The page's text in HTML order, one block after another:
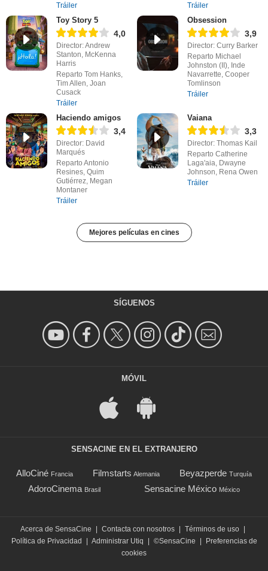
Tráiler
Tráiler
Toy Story 5
4,0
Director: Andrew
Stanton, McKenna
Harris
Reparto Tom Hanks,
Tim Allen, Joan
Cusack
Tráiler
Obsession
3,9
Director: Curry Barker
Reparto Michael
Johnston (II), Inde
Navarrette, Cooper
Tomlinson
Tráiler
Haciendo amigos
3,4
Director: David
Marqués
Reparto Antonio
Resines, Quim
Gutiérrez, Megan
Montaner
Tráiler
Vaiana
3,3
Director: Thomas Kail
Reparto Catherine
Laga'aia, Dwayne
Johnson, Rena Owen
Tráiler
Mejores películas en cines
SÍGUENOS
MÓVIL
SENSACINE EN EL EXTRANJERO
AlloCiné Francia Filmstarts Alemania Beyazperde Turquía
AdoroCinema Brasil Sensacine México México
Acerca de SensaCine Contacta con nosotros Términos de uso
Política de Privacidad
Administrar Utiq ©SensaCine
Preferencias de
cookies